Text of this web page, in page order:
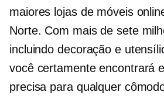
maiores lojas de móveis
Norte. Com mais de sete
incluindo decoração e
você certamente encontrará
precisa para qualquer